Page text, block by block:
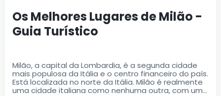
Os Melhores Lugares de Milão -
Guia Turístico
Milão, a capital da Lombardia, é a segunda cidade
mais populosa da Itália e o centro financeiro do país.
Está localizada no norte da Itália. Milão é realmente
uma cidade italiana como nenhuma outra, com uma